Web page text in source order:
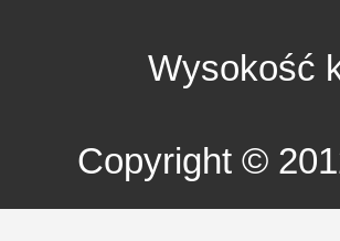
Wysokość
Copyright ©